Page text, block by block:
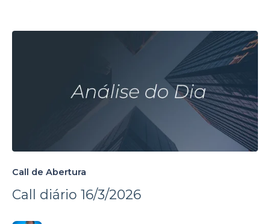
Call de Abertura
Call diário 16/3/2026